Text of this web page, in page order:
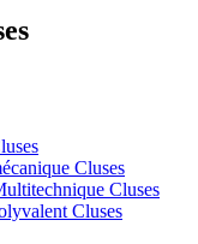
Cluses
Cluses
Cluses